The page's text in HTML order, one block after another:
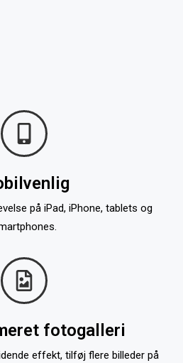
på iPad, iPhone, tablets og
fotogalleri
effekt, tilføj flere billeder på